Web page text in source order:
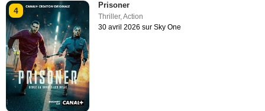
4
Prisoner
Thriller,Action
30 avril 2026 sur Sky One